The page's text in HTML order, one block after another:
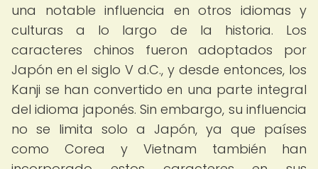
una notable influencia en otros idiomas y
culturas a lo largo de la historia. Los
caracteres chinos fueron adoptados por
Japón en el siglo V d.C., y desde entonces, los
Kanji se han convertido en una parte integral
del idioma japonés. Sin embargo, su influencia
no se limita solo a Japón, ya que países
como Corea y Vietnam también han